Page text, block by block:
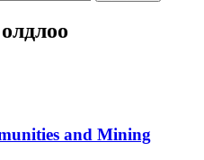
and Mining